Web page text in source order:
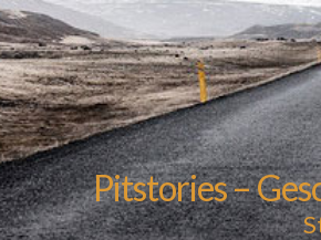
Pitstories –